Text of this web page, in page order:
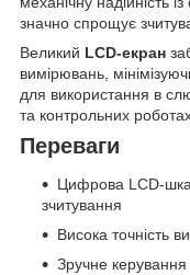
значно спрощує
Великий LCD-екран
вимірювань,
для використання в
та контрольних
Переваги
Цифрова LCD-
зчитування
Висока точність
Зручне керування